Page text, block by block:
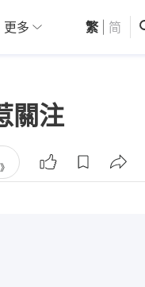
01深圳 觀點
更多 繁 简
關注